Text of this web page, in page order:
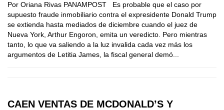
Por Oriana Rivas PANAMPOST Es probable que el caso por
supuesto fraude inmobiliario contra el expresidente Donald Trump
se extienda hasta mediados de diciembre cuando el juez de
Nueva York, Arthur Engoron, emita un veredicto. Pero mientras
tanto, lo que va saliendo a la luz invalida cada vez más los
argumentos de Letitia James, la fiscal general demó...
CAEN VENTAS DE MCDONALD’S Y